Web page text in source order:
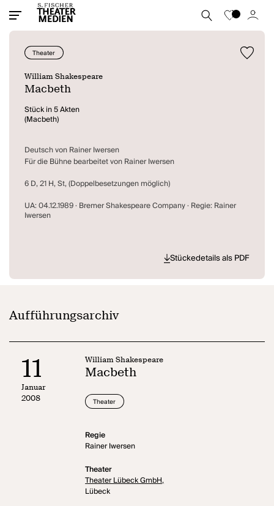
Theater
William Shakespeare
Macbeth
Stück in 5 Akten
(Macbeth)
Deutsch von Rainer Iwersen
Für die Bühne bearbeitet von Rainer Iwersen
6 D, 21 H, St, (Doppelbesetzungen möglich)
UA: 04.12.1989 · Bremer Shakespeare Company · Regie: Rainer
Iwersen
Stückedetails als PDF
Aufführungsarchiv
11
Januar
2008
William Shakespeare
Macbeth
Theater
Regie
Rainer Iwersen
Theater
Theater Lübeck GmbH,
Lübeck